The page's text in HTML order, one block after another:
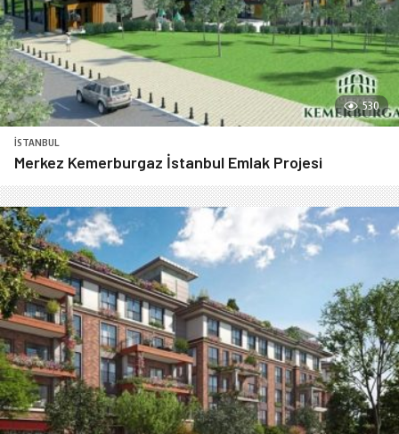
530
İSTANBUL
Merkez Kemerburgaz İstanbul Emlak Projesi